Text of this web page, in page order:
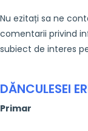
Nu ezitați sa ne
comentarii privind
subiect de interes
DĂNCULESEI
Primar